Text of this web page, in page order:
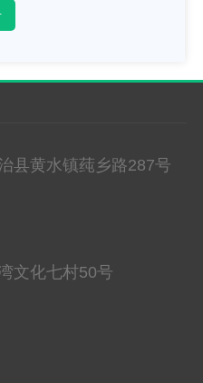
县黄水镇莼乡路287号
文化七村50号